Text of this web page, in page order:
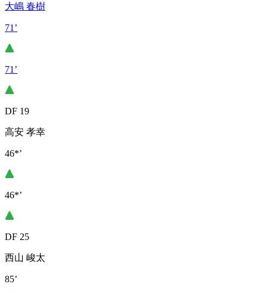
大嶋 春樹
71’
71’
DF 19
高安 孝幸
46*’
46*’
DF 25
西山 峻太
85’